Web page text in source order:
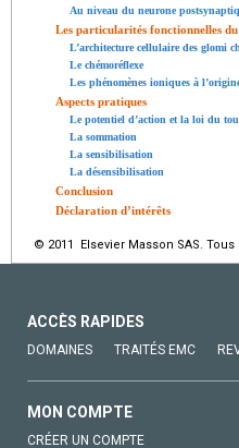
Au niveau du neurone
Les particularités fonctionnelles
L’architecture cellulaire des glomi
Le chémoréflexe
Les phénomènes ioniques à
Aspects pratiques
Le potentiel d’action et la loi du
La sommation
La sensibilisation
La désensibilisation
Conclusion
Déclaration d’intérêts
© 2011 Elsevier Masson SAS.
ACCÈS RAPIDES
DOMAINES TRAITÉS EMC
MON COMPTE
CRÉER UN COMPTE